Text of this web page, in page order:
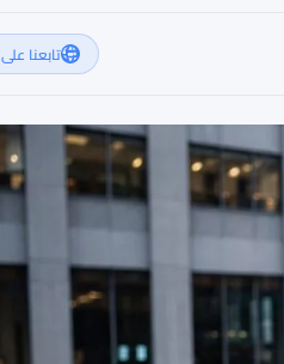
تابعنا على Google News